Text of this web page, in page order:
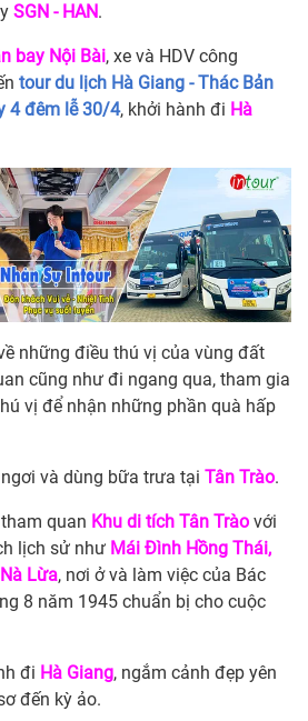
SGN - HAN.
bay Nội Bài, xe và HDV công
tour du lịch Hà Giang - Thác Bản
4 đêm lễ 30/4, khởi hành đi Hà
những điều thú vị của vùng đất
cũng như đi ngang qua, tham gia
vị để nhận những phần quà hấp
và dùng bữa trưa tại Tân Trào.
quan Khu di tích Tân Trào với
lịch sử như Mái Đình Hồng Thái,
Lừa, nơi ở và làm việc của Bác
8 năm 1945 chuẩn bị cho cuộc
đi Hà Giang, ngắm cảnh đẹp yên
đến kỳ ảo.